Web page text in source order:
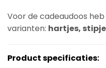
Voor de cadeaudoos
varianten: hartjes,
Product specificaties: